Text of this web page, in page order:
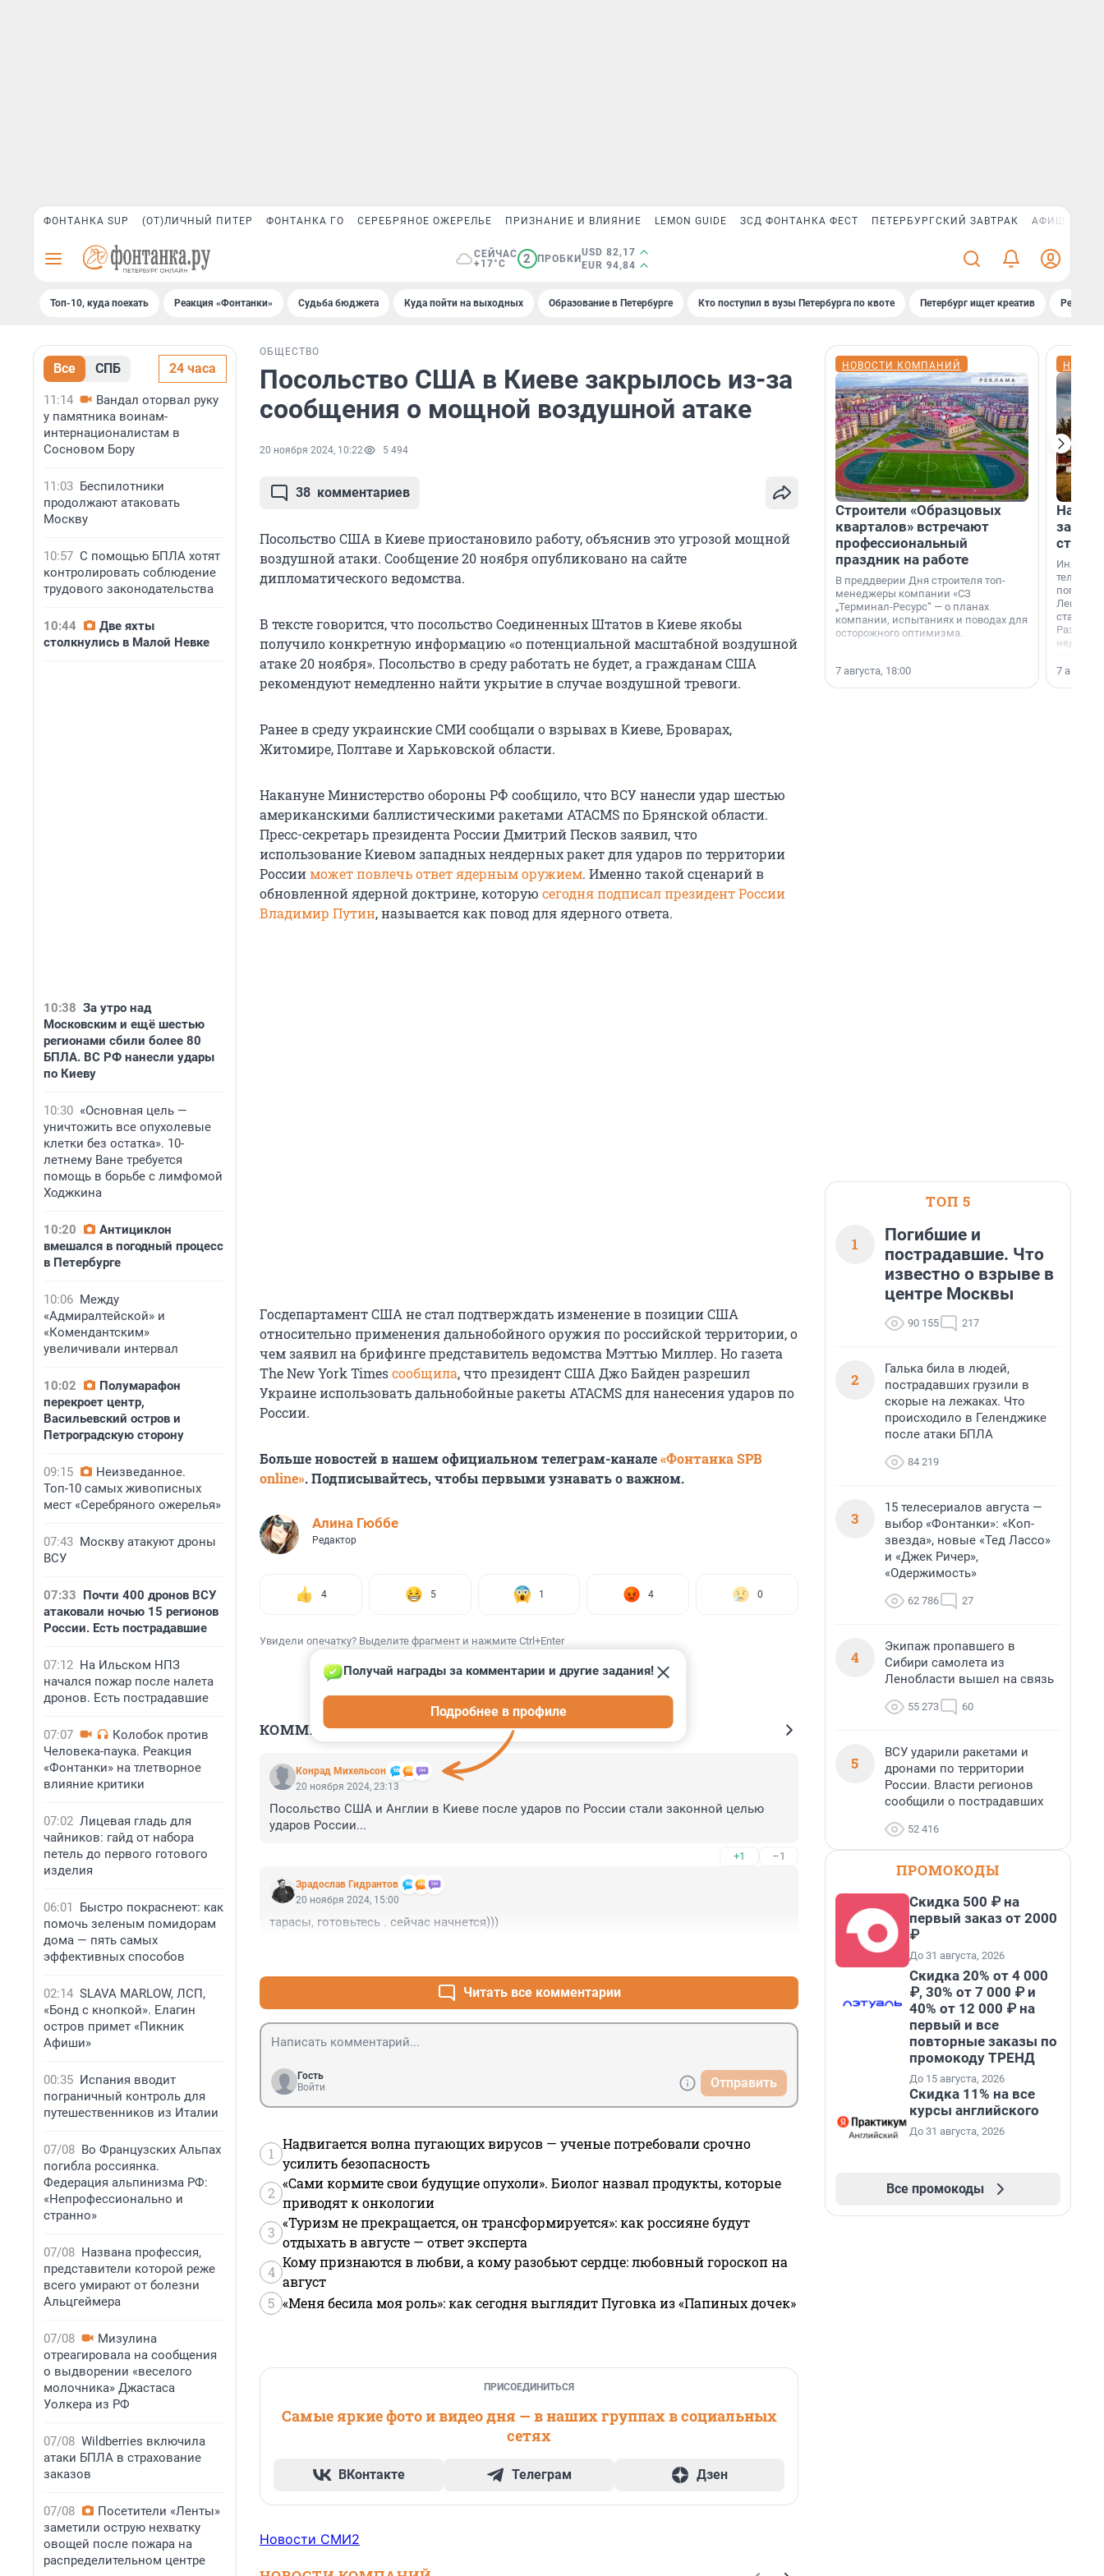
ФОНТАНКА SUP (ОТ)ЛИЧНЫЙ ПИТЕР ФОНТАНКА ГО СЕРЕБРЯНОЕ ОЖЕРЕЛЬЕ ПРИЗНАНИЕ И ВЛИЯНИЕ LEMON GUIDE ЗСД ФОНТАНКА ФЕСТ ПЕТЕРБУРГСКИЙ ЗАВТРАК АФИША PLUS
СЕЙЧАС
+17°C
2 ПРОБКИ
USD 82,17
EUR 94,84
Топ-10, куда поехать Реакция «Фонтанки» Судьба бюджета Куда пойти на выходных Образование в Петербурге Кто поступил в вузы Петербурга по квоте Петербург ищет креатив
Все СПБ 24 часа
11:14
Вандал оторвал руку
у памятника воинам-
интернационалистам в
Сосновом Бору
11:03 Беспилотники
продолжают атаковать
Москву
10:57 С помощью БПЛА хотят
контролировать соблюдение
трудового законодательства
10:44
Две яхты
столкнулись в Малой Невке
10:38 За утро над
Московским и ещё шестью
регионами сбили более 80
БПЛА. ВС РФ нанесли удары
по Киеву
10:30 «Основная цель —
уничтожить все опухолевые
клетки без остатка». 10-
летнему Ване требуется
помощь в борьбе с лимфомой
Ходжкина
10:20
Антициклон
вмешался в погодный процесс
в Петербурге
10:06 Между
«Адмиралтейской» и
«Комендантским»
увеличивали интервал
10:02
Полумарафон
перекроет центр,
Васильевский остров и
Петроградскую сторону
09:15
Неизведанное.
Топ-10 самых живописных
мест «Серебряного ожерелья»
07:43 Москву атакуют дроны
ВСУ
07:33 Почти 400 дронов ВСУ
атаковали ночью 15 регионов
России. Есть пострадавшие
07:12 На Ильском НПЗ
начался пожар после налета
дронов. Есть пострадавшие
07:07
Колобок против
Человека-паука. Реакция
«Фонтанки» на тлетворное
влияние критики
07:02 Лицевая гладь для
чайников: гайд от набора
петель до первого готового
изделия
06:01
Быстро покраснеют: как
помочь зеленым помидорам
дома — пять самых
эффективных способов
02:14 SLAVA MARLOW, ЛСП,
«Бонд с кнопкой». Елагин
остров примет «Пикник
Афиши»
00:35 Испания вводит
пограничный контроль для
путешественников из Италии
07/08 Во Французских Альпах
погибла россиянка.
Федерация альпинизма РФ:
«Непрофессионально и
странно»
07/08 Названа профессия,
представители которой реже
всего умирают от болезни
Альцгеймера
07/08
Мизулина
отреагировала на сообщения
о выдворении «веселого
молочника» Джастаса
Уолкера из РФ
07/08 Wildberries включила
атаки БПЛА в страхование
заказов
07/08
Посетители «Ленты»
заметили острую нехватку
овощей после пожара на
распределительном центре
ОБЩЕСТВО
Посольство США в Киеве закрылось из-за
сообщения о мощной воздушной атаке
20 ноября 2024, 10:22 5 494
38 комментариев
Посольство США в Киеве приостановило работу, объяснив это угрозой мощной
воздушной атаки. Сообщение 20 ноября опубликовано на сайте
дипломатического ведомства.
В тексте говорится, что посольство Соединенных Штатов в Киеве якобы
получило конкретную информацию «о потенциальной масштабной воздушной
атаке 20 ноября». Посольство в среду работать не будет, а гражданам США
рекомендуют немедленно найти укрытие в случае воздушной тревоги.
Ранее в среду украинские СМИ сообщали о взрывах в Киеве, Броварах,
Житомире, Полтаве и Харьковской области.
Накануне Министерство обороны РФ сообщило, что ВСУ нанесли удар шестью
американскими баллистическими ракетами ATACMS по Брянской области.
Пресс-секретарь президента России Дмитрий Песков заявил, что
использование Киевом западных неядерных ракет для ударов по территории
Россииможет повлечь ответ ядерным оружием. Именно такой сценарий в
обновленной ядерной доктрине, которую сегодня подписал президент России
Владимир Путин, называется как повод для ядерного ответа.
Госдепартамент США не стал подтверждать изменение в позиции США
относительно применения дальнобойного оружия по российской территории, о
чем заявил на брифинге представитель ведомства Мэттью Миллер. Но газета
The New York Timesсообщила, что президент США Джо Байден разрешил
Украине использовать дальнобойные ракеты ATACMS для нанесения ударов по
России.
Больше новостей в нашем официальном телеграм-канале«Фонтанка SPB
online». Подписывайтесь, чтобы первыми узнавать о важном.
Алина Гюббе
Редактор
4 5 1 4 0
Увидели опечатку? Выделите фрагмент и нажмите Ctrl+Enter
КОММЕНТАРИИ 38
Конрад Михельсон
Получай награды за комментарии и другие задания!
Подробнее в профиле
20 ноября 2024, 23:13
Посольство США и Англии в Киеве после ударов по России стали законной целью
ударов России...
+1 –1
Зрадослав Гидрантов
20 ноября 2024, 15:00
тарасы, готовьтесь . сейчас начнется)))
Читать все комментарии
Гость
Войти
Отправить
1
Надвигается волна пугающих вирусов — ученые потребовали срочно
усилить безопасность
2
«Сами кормите свои будущие опухоли». Биолог назвал продукты, которые
приводят к онкологии
3
«Туризм не прекращается, он трансформируется»: как россияне будут
отдыхать в августе — ответ эксперта
4
Кому признаются в любви, а кому разобьют сердце: любовный гороскоп на
август
5 «Меня бесила моя роль»: как сегодня выглядит Пуговка из «Папиных дочек»
ПРИСОЕДИНИТЬСЯ
Самые яркие фото и видео дня — в наших группах в социальных
сетях
ВКонтакте Телеграм Дзен
Новости СМИ2
НОВОСТИ КОМПАНИЙ
Строители «Образцовых
кварталов» встречают
профессиональный
праздник на работе
В преддверии Дня строителя топ-
менеджеры компании «СЗ
„Терминал-Ресурс“ — о планах
компании, испытаниях и поводах для
осторожного оптимизма.
7 августа, 18:00
На
станции
7
ТОП 5
1
Погибшие и
пострадавшие. Что
известно о взрыве в
центре Москвы
90 155 217
2
Галька била в людей,
пострадавших грузили в
скорые на лежаках. Что
происходило в Геленджике
после атаки БПЛА
84 219
3
15 телесериалов августа —
выбор «Фонтанки»: «Коп-
звезда», новые «Тед Лассо»
и «Джек Ричер»,
«Одержимость»
62 786 27
4
Экипаж пропавшего в
Сибири самолета из
Ленобласти вышел на связь
55 273 60
5
ВСУ ударили ракетами и
дронами по территории
России. Власти регионов
сообщили о пострадавших
52 416
ПРОМОКОДЫ
Скидка 500 ₽ на
первый заказ от 2000
₽
До 31 августа, 2026
Скидка 20% от 4 000
₽, 30% от 7 000 ₽ и
40% от 12 000 ₽ на
первый и все
повторные заказы по
промокоду ТРЕНД
До 15 августа, 2026
Скидка 11% на все
курсы английского
До 31 августа, 2026
Все промокоды